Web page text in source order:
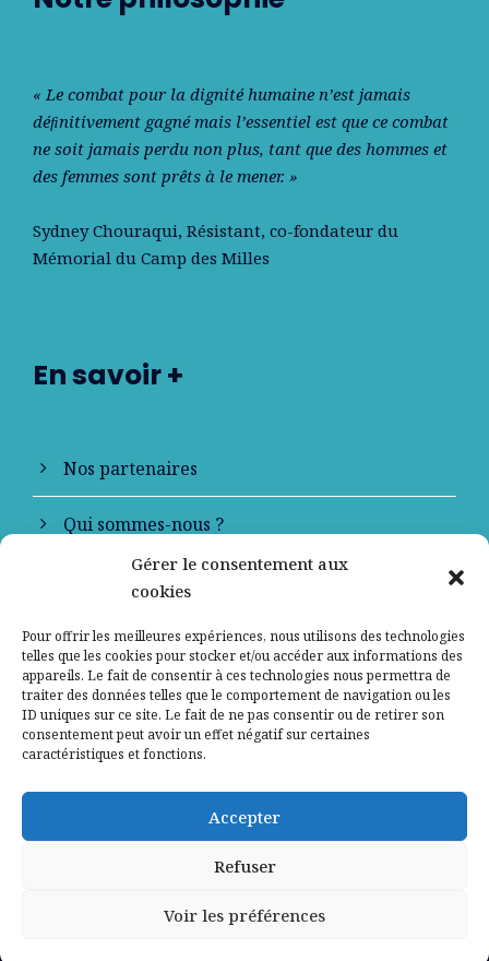
Gérer le consentement aux
cookies
Pour offrir les meilleures expériences, nous utilisons des technologies
telles que les cookies pour stocker et/ou accéder aux informations des
appareils. Le fait de consentir à ces technologies nous permettra de
traiter des données telles que le comportement de navigation ou les
ID uniques sur ce site. Le fait de ne pas consentir ou de retirer son
consentement peut avoir un effet négatif sur certaines
caractéristiques et fonctions.
Accepter
Refuser
Voir les préférences
« Le combat pour la dignité humaine n’est jamais
déﬁnitivement gagné mais l’essentiel est que ce combat
ne soit jamais perdu non plus, tant que des hommes et
des femmes sont prêts à le mener. »
Sydney Chouraqui, Résistant, co-fondateur du
Mémorial du Camp des Milles
En savoir +
Nos partenaires
Qui sommes-nous ?
Contactez-nous
Mentions légales
Politique de confidentialité